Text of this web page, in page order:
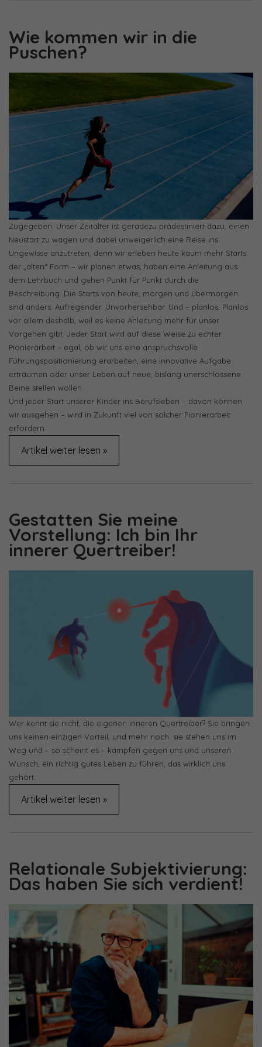
Wie kommen wir in die
Puschen?
Zugegeben: Unser Zeitalter ist geradezu prädestiniert dazu, einen
Neustart zu wagen und dabei unweigerlich eine Reise ins
Ungewisse anzutreten, denn wir erleben heute kaum mehr Starts
der „alten“ Form – wir planen etwas, haben eine Anleitung aus
dem Lehrbuch und gehen Punkt für Punkt durch die
Beschreibung. Die Starts von heute, morgen und übermorgen
sind anders: Aufregender. Unvorhersehbar. Und – planlos. Planlos
vor allem deshalb, weil es keine Anleitung mehr für unser
Vorgehen gibt. Jeder Start wird auf diese Weise zu echter
Pionierarbeit – egal, ob wir uns eine anspruchsvolle
Führungspositionierung erarbeiten, eine innovative Aufgabe
erträumen oder unser Leben auf neue, bislang unerschlossene
Beine stellen wollen.
Und jeder Start unserer Kinder ins Berufsleben – davon können
wir ausgehen – wird in Zukunft viel von solcher Pionierarbeit
erfordern.
Artikel weiter lesen »
Gestatten Sie meine
Vorstellung: Ich bin Ihr
innerer Quertreiber!
Wer kennt sie nicht, die eigenen inneren Quertreiber? Sie bringen
uns keinen einzigen Vorteil, und mehr noch: sie stehen uns im
Weg und – so scheint es – kämpfen gegen uns und unseren
Wunsch, ein richtig gutes Leben zu führen, das wirklich uns
gehört.
Artikel weiter lesen »
Relationale Subjektivierung:
Das haben Sie sich verdient!